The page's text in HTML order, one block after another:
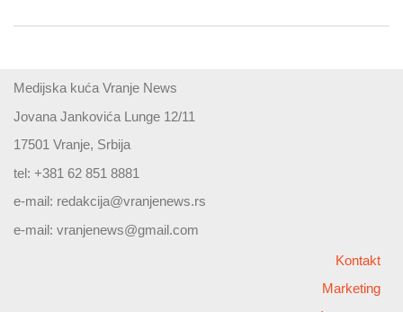
Medijska kuća Vranje News
Jovana Jankovića Lunge 12/11
17501 Vranje, Srbija
tel: +381 62 851 8881
e-mail: redakcija@vranjenews.rs
e-mail: vranjenews@gmail.com
Kontakt
Marketing